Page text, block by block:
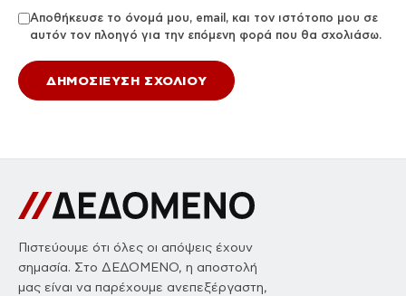
Αποθήκευσε το όνομά μου, email, και τον ιστότοπο μου σε
αυτόν τον πλοηγό για την επόμενη φορά που θα σχολιάσω.
Πιστεύουμε ότι όλες οι απόψεις έχουν
σημασία. Στο ΔΕΔΟΜΕΝΟ, η αποστολή
μας είναι να παρέχουμε ανεπεξέργαστη,